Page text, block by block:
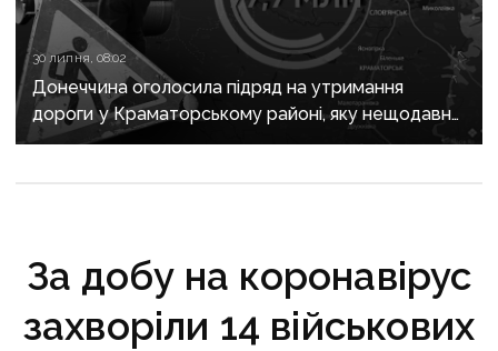
30 липня, 08:02
Донеччина оголосила підряд на утримання
дороги у Краматорському районі, яку нещодавно
вже ремонтували
За добу на коронавірус
захворіли 14 військових